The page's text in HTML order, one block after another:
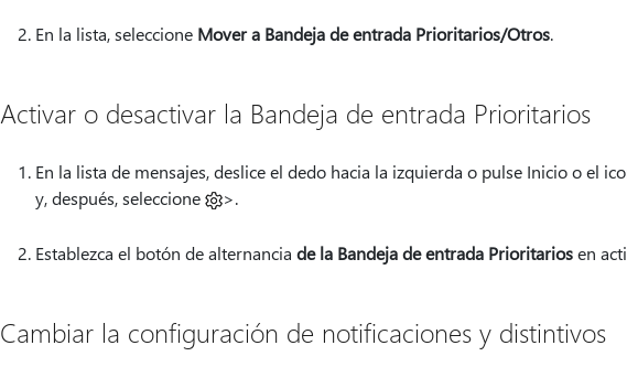
En la lista, seleccione Mover a Bandeja de entrada Prioritarios/Otros.
Activar o desactivar la Bandeja de entrada Prioritarios
En la lista de mensajes, deslice el dedo hacia la izquierda o pulse Inicio o el
y, después, seleccione
>.
Establezca el botón de alternancia de la Bandeja de entrada Prioritariosen
Cambiar la configuración de notificaciones y distintivos